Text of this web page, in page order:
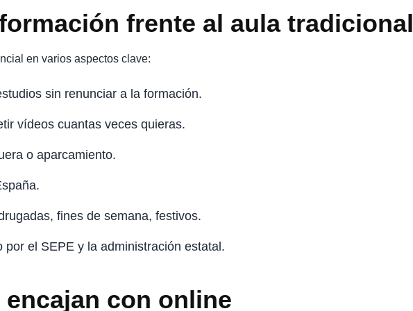
frente al aula tradicional
en varios aspectos clave:
sin renunciar a la formación.
vídeos cuantas veces quieras.
o aparcamiento.
fines de semana, festivos.
el SEPE y la administración estatal.
con online